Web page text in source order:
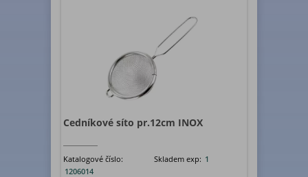
Cedníkové síto pr.12cm INOX
Katalogové číslo:
1206014
Skladem exp: 1